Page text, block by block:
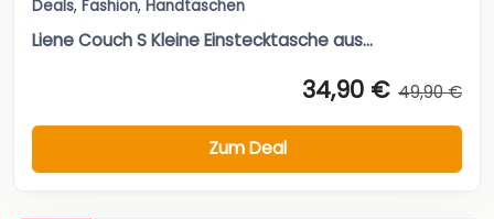
Deals, Fashion, Handtaschen
Liene Couch S Kleine Einstecktasche aus...
34,90 € 49,90 €
Zum Deal